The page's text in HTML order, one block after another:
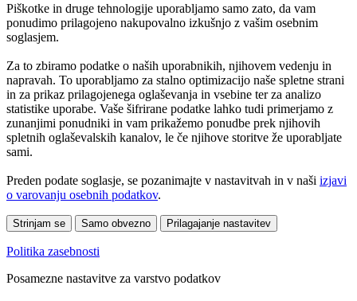
Piškotke in druge tehnologije uporabljamo samo zato, da vam
ponudimo prilagojeno nakupovalno izkušnjo z vašim osebnim
soglasjem.
Za to zbiramo podatke o naših uporabnikih, njihovem vedenju in
napravah. To uporabljamo za stalno optimizacijo naše spletne strani
in za prikaz prilagojenega oglaševanja in vsebine ter za analizo
statistike uporabe. Vaše šifrirane podatke lahko tudi primerjamo z
zunanjimi ponudniki in vam prikažemo ponudbe prek njihovih
spletnih oglaševalskih kanalov, le če njihove storitve že uporabljate
sami.
Preden podate soglasje, se pozanimajte v nastavitvah in v naši izjavi
o varovanju osebnih podatkov.
Strinjam se Samo obvezno Prilagajanje nastavitev
Politika zasebnosti
Posamezne nastavitve za varstvo podatkov